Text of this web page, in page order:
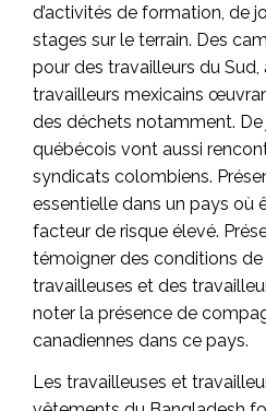
d’activités de formation, de
stages sur le terrain. Des
pour des travailleurs du
travailleurs mexicains
des déchets notamment.
québécois vont aussi
syndicats colombiens.
essentielle dans un pays où
facteur de risque élevé.
témoigner des conditions de
travailleuses et des
noter la présence de
canadiennes dans ce pays.
Les travailleuses et